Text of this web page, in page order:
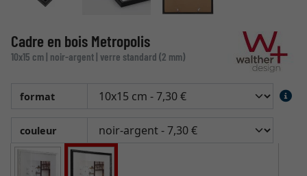
Cadre en bois Metropolis
10x15 cm | noir-argent | verre standard (2 mm)
format
couleur